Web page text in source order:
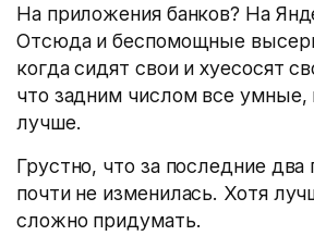
На приложения банков? На
Отсюда и беспомощные
когда сидят свои и хуесосят
что задним числом все умные,
лучше.
Грустно, что за последние два
почти не изменилась. Хотя
сложно придумать.